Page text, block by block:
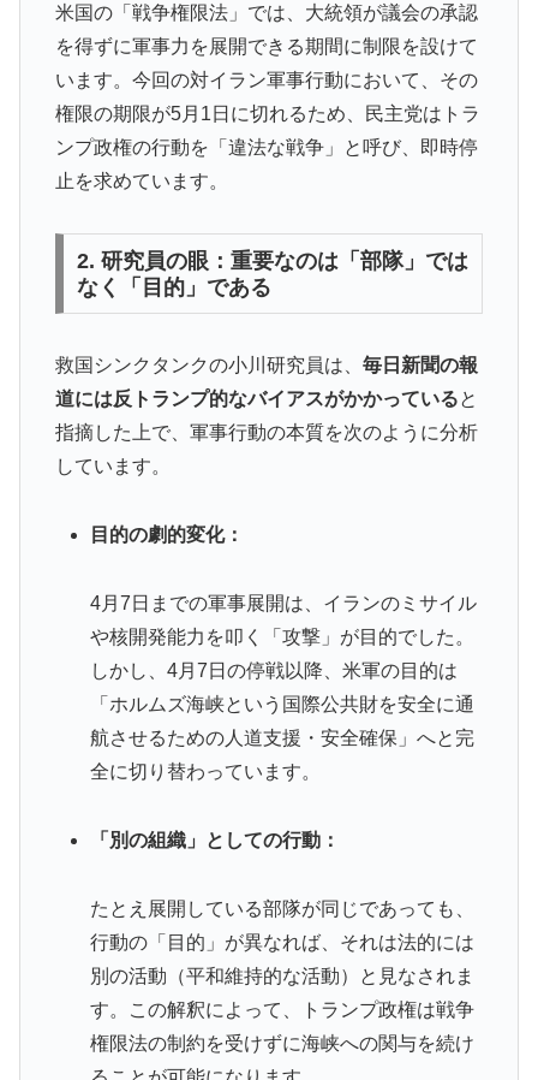
米国の「戦争権限法」では、大統領が議会の承認
を得ずに軍事力を展開できる期間に制限を設けて
います。今回の対イラン軍事行動において、その
権限の期限が5月1日に切れるため、民主党はトラ
ンプ政権の行動を「違法な戦争」と呼び、即時停
止を求めています。
2. 研究員の眼：重要なのは「部隊」では
なく「目的」である
救国シンクタンクの小川研究員は、 毎日新聞の報
道には反トランプ的なバイアスがかかっていると
指摘した上で、軍事行動の本質を次のように分析
しています。
目的の劇的変化：
4月7日までの軍事展開は、イランのミサイル
や核開発能力を叩く「攻撃」が目的でした。
しかし、4月7日の停戦以降、米軍の目的は
「ホルムズ海峡という国際公共財を安全に通
航させるための人道支援・安全確保」へと完
全に切り替わっています。
「別の組織」としての行動：
たとえ展開している部隊が同じであっても、
行動の「目的」が異なれば、それは法的には
別の活動（平和維持的な活動）と見なされま
す。この解釈によって、トランプ政権は戦争
権限法の制約を受けずに海峡への関与を続け